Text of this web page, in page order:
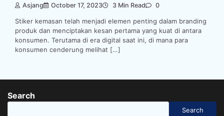
Asjang October 17, 2023 3 Min Read 0
Stiker kemasan telah menjadi elemen penting dalam branding
produk dan menciptakan kesan pertama yang kuat di antara
konsumen. Terutama di era digital saat ini, di mana para
konsumen cenderung melihat […]
Search
Search